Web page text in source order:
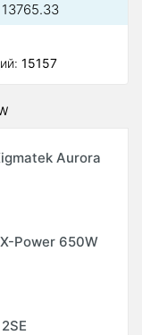
13765.33
15157
Aurora
Power 650W